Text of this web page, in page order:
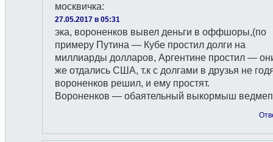
москвичка:
27.05.2017 в 05:31
эка, вороненков вывел деньги в оффшоры,(по
примеру Путина — Кубе простил долги на
миллиарды долларов, Аргентине простил —
же отдались США, т.к с долгами в друзья не
вороненков решил, и ему простят.
Вороненков — обаятельный выкормыш